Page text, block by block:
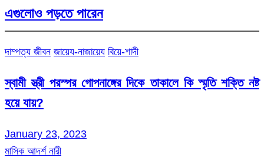
এগুলোও পড়তে পারেন
দাম্পত্য জীবন জায়েয-নাজায়েয বিয়ে-শাদী
স্বামী স্ত্রী পরস্পর গোপনাঙ্গের দিকে তাকালে কি স্মৃতি শক্তি নষ্ট
হয়ে যায়?
January 23, 2023
মাসিক আদর্শ নারী